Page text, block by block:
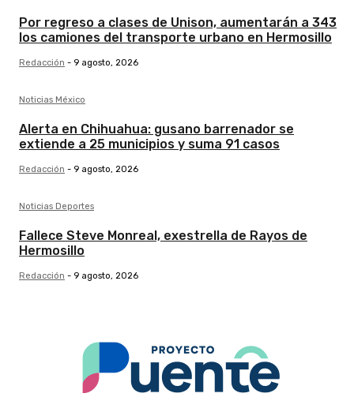
Por regreso a clases de Unison, aumentarán a 343
los camiones del transporte urbano en Hermosillo
Redacción - 9 agosto, 2026
Noticias México
Alerta en Chihuahua: gusano barrenador se
extiende a 25 municipios y suma 91 casos
Redacción - 9 agosto, 2026
Noticias Deportes
Fallece Steve Monreal, exestrella de Rayos de
Hermosillo
Redacción - 9 agosto, 2026